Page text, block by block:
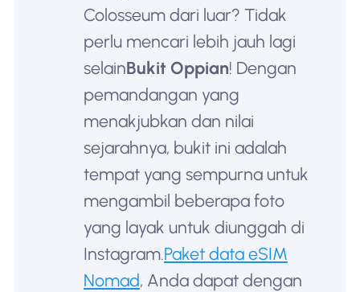
Colosseum dari luar? Tidak
perlu mencari lebih jauh lagi
selainBukit Oppian! Dengan
pemandangan yang
menakjubkan dan nilai
sejarahnya, bukit ini adalah
tempat yang sempurna untuk
mengambil beberapa foto
yang layak untuk diunggah di
Instagram.Paket data eSIM
Nomad, Anda dapat dengan